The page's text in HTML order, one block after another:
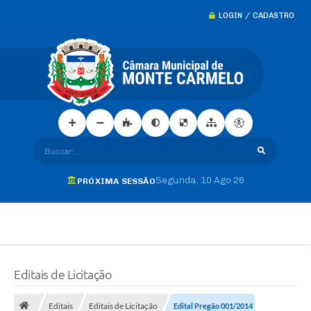
LOGIN / CADASTRO
Buscar...
PRÓXIMA SESSÃOSegunda 10 Ago 26
Editais de Licitação
Editais Editais de Licitação Edital Pregão 001/2014